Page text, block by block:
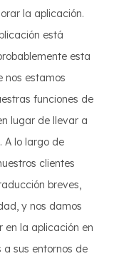
la aplicación.
está
esta
nos estamos
funciones de
lugar de llevar a
A lo largo de
clientes
breves,
y nos damos
en la aplicación en
sus entornos de